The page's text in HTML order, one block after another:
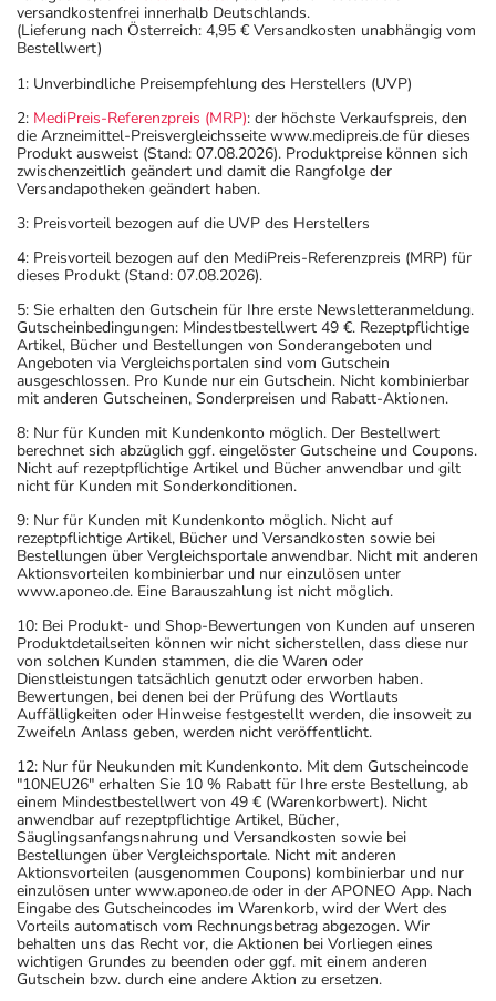
versandkostenfrei innerhalb Deutschlands.
(Lieferung nach Österreich: 4,95 € Versandkosten unabhängig vom
Bestellwert)
1: Unverbindliche Preisempfehlung des Herstellers (UVP)
2: MediPreis-Referenzpreis (MRP): der höchste Verkaufspreis, den
die Arzneimittel-Preisvergleichsseite www.medipreis.de für dieses
Produkt ausweist (Stand: 07.08.2026). Produktpreise können sich
zwischenzeitlich geändert und damit die Rangfolge der
Versandapotheken geändert haben.
3: Preisvorteil bezogen auf die UVP des Herstellers
4: Preisvorteil bezogen auf den MediPreis-Referenzpreis (MRP) für
dieses Produkt (Stand: 07.08.2026).
5: Sie erhalten den Gutschein für Ihre erste Newsletteranmeldung.
Gutscheinbedingungen: Mindestbestellwert 49 €. Rezeptpflichtige
Artikel, Bücher und Bestellungen von Sonderangeboten und
Angeboten via Vergleichsportalen sind vom Gutschein
ausgeschlossen. Pro Kunde nur ein Gutschein. Nicht kombinierbar
mit anderen Gutscheinen, Sonderpreisen und Rabatt-Aktionen.
8: Nur für Kunden mit Kundenkonto möglich. Der Bestellwert
berechnet sich abzüglich ggf. eingelöster Gutscheine und Coupons.
Nicht auf rezeptpflichtige Artikel und Bücher anwendbar und gilt
nicht für Kunden mit Sonderkonditionen.
9: Nur für Kunden mit Kundenkonto möglich. Nicht auf
rezeptpflichtige Artikel, Bücher und Versandkosten sowie bei
Bestellungen über Vergleichsportale anwendbar. Nicht mit anderen
Aktionsvorteilen kombinierbar und nur einzulösen unter
www.aponeo.de. Eine Barauszahlung ist nicht möglich.
10: Bei Produkt- und Shop-Bewertungen von Kunden auf unseren
Produktdetailseiten können wir nicht sicherstellen, dass diese nur
von solchen Kunden stammen, die die Waren oder
Dienstleistungen tatsächlich genutzt oder erworben haben.
Bewertungen, bei denen bei der Prüfung des Wortlauts
Auffälligkeiten oder Hinweise festgestellt werden, die insoweit zu
Zweifeln Anlass geben, werden nicht veröffentlicht.
12: Nur für Neukunden mit Kundenkonto. Mit dem Gutscheincode
"10NEU26" erhalten Sie 10 % Rabatt für Ihre erste Bestellung, ab
einem Mindestbestellwert von 49 € (Warenkorbwert). Nicht
anwendbar auf rezeptpflichtige Artikel, Bücher,
Säuglingsanfangsnahrung und Versandkosten sowie bei
Bestellungen über Vergleichsportale. Nicht mit anderen
Aktionsvorteilen (ausgenommen Coupons) kombinierbar und nur
einzulösen unter www.aponeo.de oder in der APONEO App. Nach
Eingabe des Gutscheincodes im Warenkorb, wird der Wert des
Vorteils automatisch vom Rechnungsbetrag abgezogen. Wir
behalten uns das Recht vor, die Aktionen bei Vorliegen eines
wichtigen Grundes zu beenden oder ggf. mit einem anderen
Gutschein bzw. durch eine andere Aktion zu ersetzen.